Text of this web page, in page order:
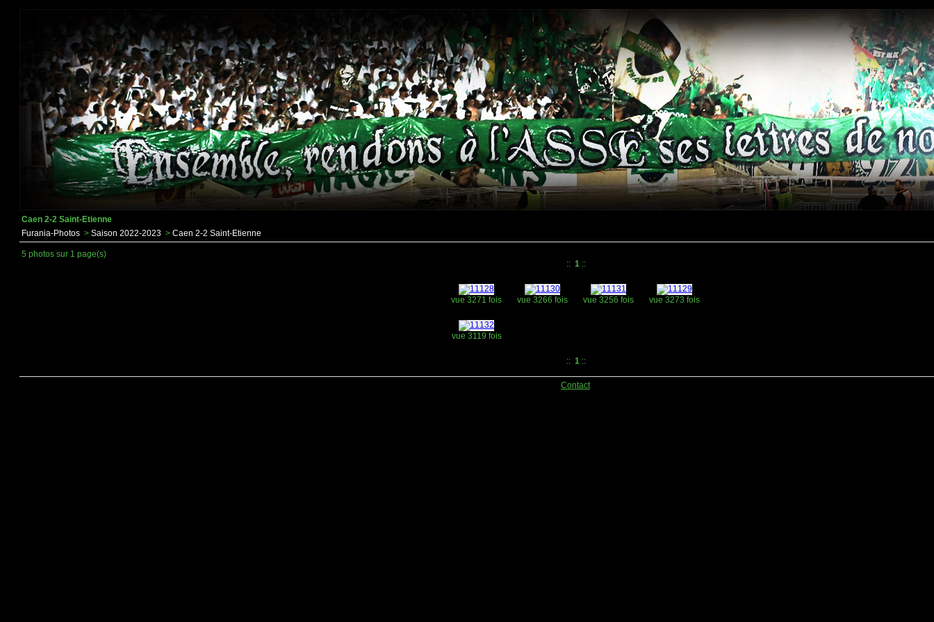
Caen 2-2 Saint-Etienne
Furania-Photos > Saison 2022-2023 > Caen 2-2 Saint-Etienne
5 photos sur 1 page(s)
:: 1::
vue 3271 fois vue 3266 fois vue 3256 fois vue 3273 fois
vue 3119 fois
:: 1::
Contact